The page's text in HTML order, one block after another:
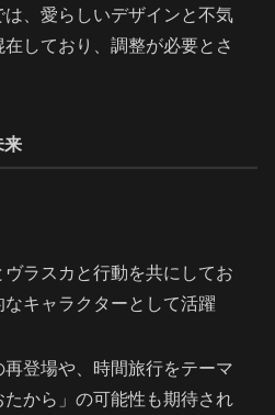
、愛らしいデザインと不気
しており、調整が必要とさ
来
ラスカと行動を共にしてお
なキャラクターとして活躍
登場や、時間旅行をテーマ
たから」の可能性も期待され